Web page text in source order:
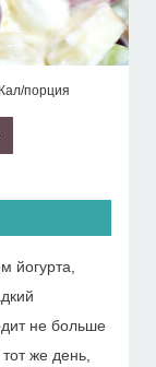
порция
йогурта,
не больше
же день,